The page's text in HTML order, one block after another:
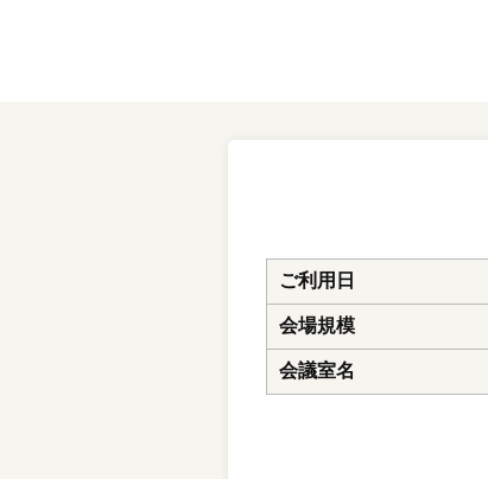
ご利用日
会場規模
会議室名